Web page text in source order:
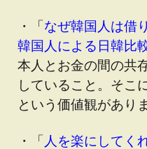
・「なぜ韓国人は借
韓国人による日韓比
本人とお金の間の共
していること。そこ
という価値観があり
・「 人を楽にしてく